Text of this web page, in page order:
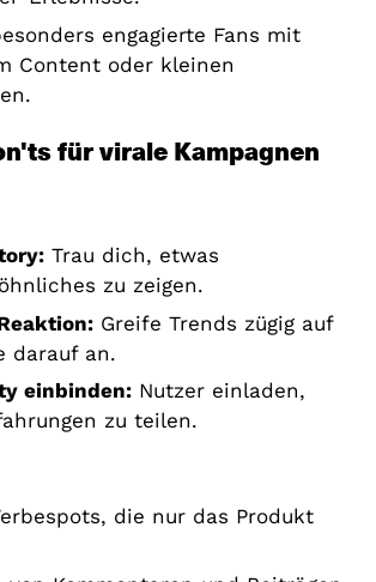
engagierte Fans mit
Content oder kleinen
für virale Kampagnen
Trau dich, etwas
zu zeigen.
Greife Trends zügig auf
darauf an.
einbinden:Nutzer einladen,
zu teilen.
die nur das Produkt